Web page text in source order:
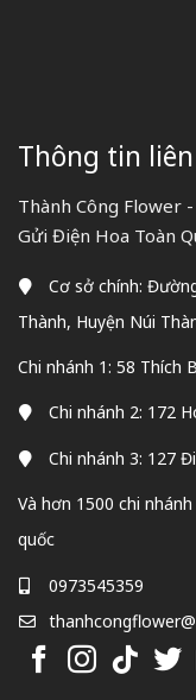
Thông tin
Thành Công Flower
Gửi Điện Hoa Toàn
Cơ sở chính:
Thành, Huyện Núi
Chi nhánh 1: 58 Thích
Chi nhánh 2: 172
Chi nhánh 3: 127
Và hơn 1500 chi
quốc
0973545359